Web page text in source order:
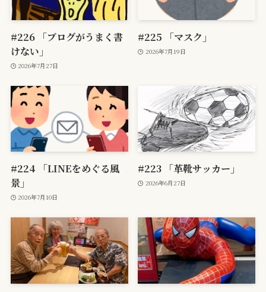
#226 「ブログがうまく書
けない」
2026年7月27日
#225 「マスク」
2026年7月19日
#224 「LINEをめぐる風
景」
2026年7月10日
#223 「革靴サッカー」
2026年6月27日